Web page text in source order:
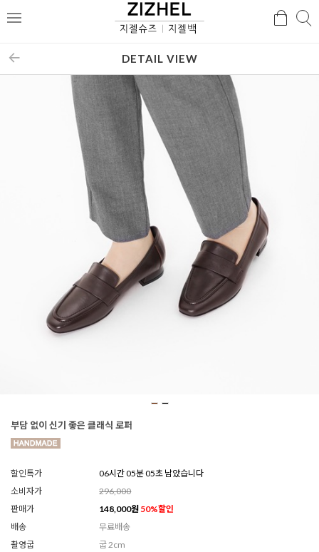
메
검
DETAIL VIEW
부담 없이 신기 좋은 클래식 로퍼
할인특가
06시간 05분 03초 남았습니다
소비자가
296,000
판매가
148,000원 50%할인
배송
무료배송
촬영굽
굽 2cm